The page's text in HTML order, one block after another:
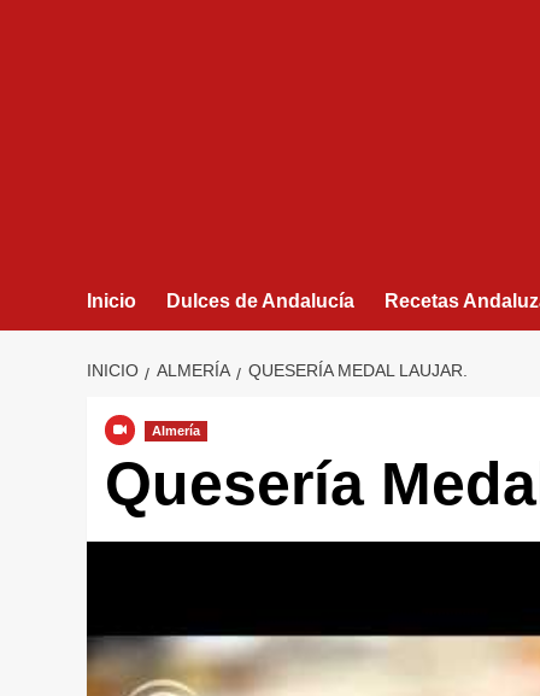
Inicio Dulces de Andalucía Recetas
INICIO ALMERÍA QUESERÍA MEDAL LAUJAR.
Almería
Quesería